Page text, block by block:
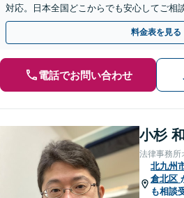
対応。日本全国どこからでも安心してご相
歩を踏み出してみませんか。【初回相談無
料金表を見る
電話でお問い合わせ
小杉 和
法律事務所
北九州
倉北区
も相談